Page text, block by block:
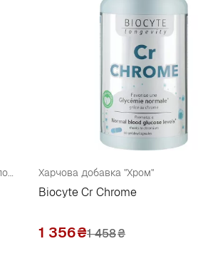
Харчова добавка "Колаген Здоров'я суглобів та рухливість" Харчова добавка "Хром"
Biocyte Cr Chrome
1 356₴1 458₴